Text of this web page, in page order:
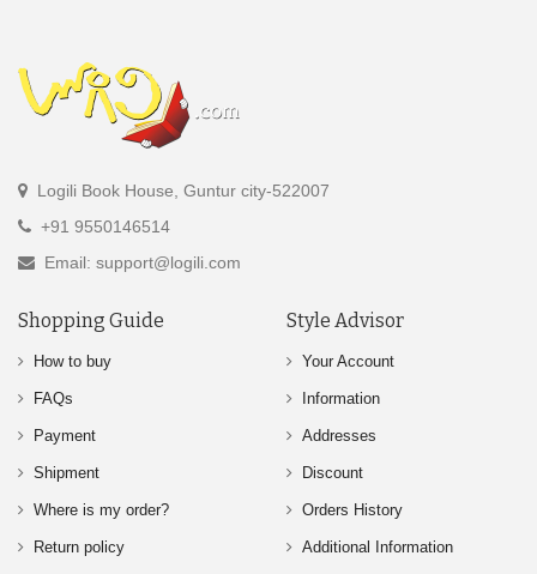
Logili Book House, Guntur city-522007
+91 9550146514
Email: support@logili.com
Shopping Guide
How to buy
FAQs
Payment
Shipment
Where is my order?
Return policy
Style Advisor
Your Account
Information
Addresses
Discount
Orders History
Additional Information